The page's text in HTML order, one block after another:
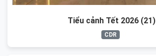
Tiểu cảnh Tết 2026 (21)
CDR